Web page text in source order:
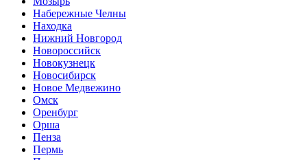
Набережные Челны
Находка
Нижний Новгород
Новороссийск
Новокузнецк
Новосибирск
Новое Медвежино
Омск
Оренбург
Орша
Пенза
Пермь